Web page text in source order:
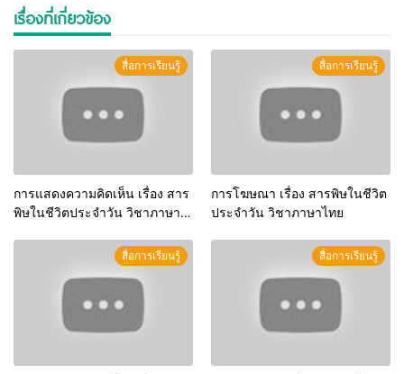
เรื่องที่เกี่ยวข้อง
สื่อการเรียนรู้
การแสดงความคิดเห็น เรื่อง สาร
พิษในชีวิตประจำวัน วิชาภาษา
สื่อการเรียนรู้
การโฆษณา เรื่อง สารพิษในชีวิต
ประจำวัน วิชาภาษาไทย
สื่อการเรียนรู้ สื่อการเรียนรู้